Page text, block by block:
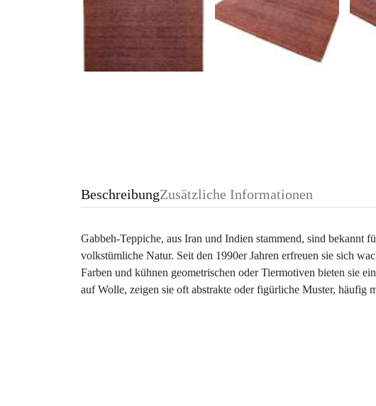
BeschreibungZusätzliche Informationen
Gabbeh-Teppiche, aus Iran und Indien stammend, sind bekannt
volkstümliche Natur. Seit den 1990er Jahren erfreuen sie sich
Farben und kühnen geometrischen oder Tiermotiven bieten sie
auf Wolle, zeigen sie oft abstrakte oder figürliche Muster, häufig